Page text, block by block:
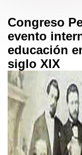
Congreso
evento
educación
siglo XIX